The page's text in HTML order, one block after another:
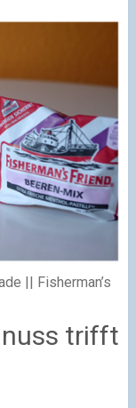
|| Fisherman’s
trifft